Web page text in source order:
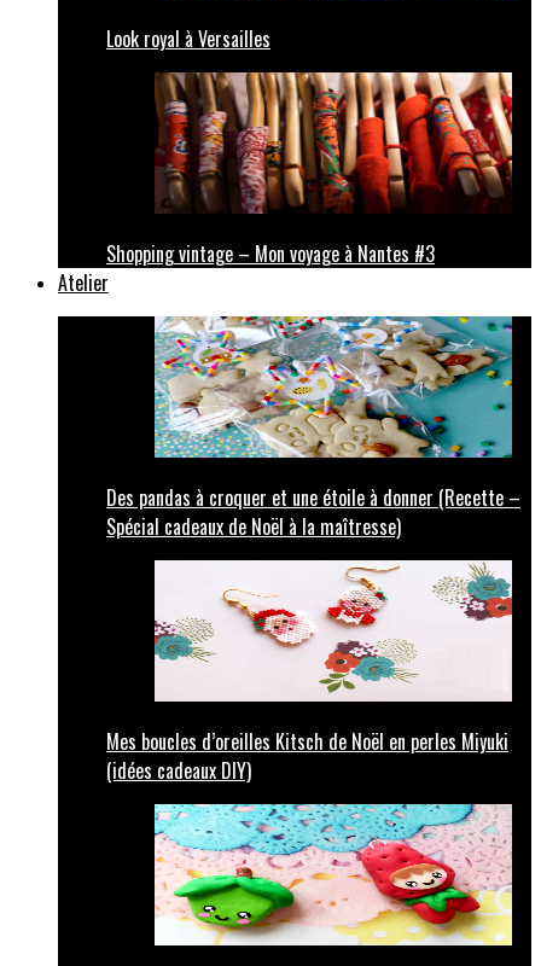
Look royal à Versailles
Shopping vintage – Mon voyage à Nantes #3
Atelier
Des pandas à croquer et une étoile à donner (Recette –
Spécial cadeaux de Noël à la maîtresse)
Mes boucles d’oreilles Kitsch de Noël en perles Miyuki
(idées cadeaux DIY)